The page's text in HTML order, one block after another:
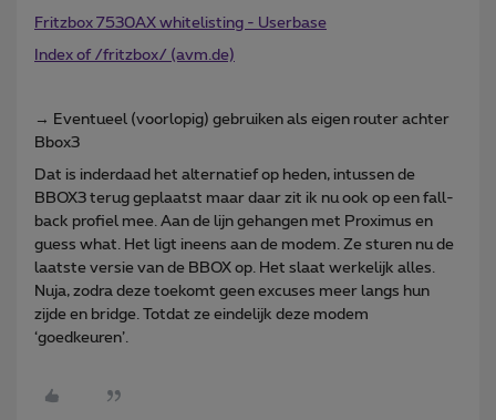
Fritzbox 7530AX whitelisting - Userbase
Index of /fritzbox/ (avm.de)
→ Eventueel (voorlopig) gebruiken als eigen router achter
Bbox3
Dat is inderdaad het alternatief op heden, intussen de
BBOX3 terug geplaatst maar daar zit ik nu ook op een fall-
back profiel mee. Aan de lijn gehangen met Proximus en
guess what. Het ligt ineens aan de modem. Ze sturen nu de
laatste versie van de BBOX op. Het slaat werkelijk alles.
Nuja, zodra deze toekomt geen excuses meer langs hun
zijde en bridge. Totdat ze eindelijk deze modem
‘goedkeuren’.